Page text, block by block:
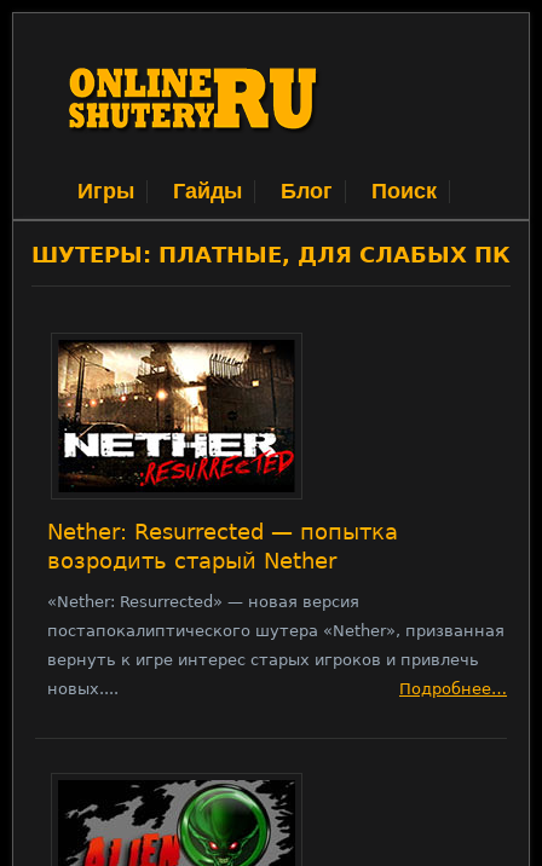
Игры Гайды Блог Поиск
ШУТЕРЫ: ПЛАТНЫЕ, ДЛЯ СЛАБЫХ ПК
Nether: Resurrected — попытка
возродить старый Nether
«Nether: Resurrected» — новая версия
постапокалиптического шутера «Nether», призванная
вернуть к игре интерес старых игроков и привлечь
новых....
Подробнее…